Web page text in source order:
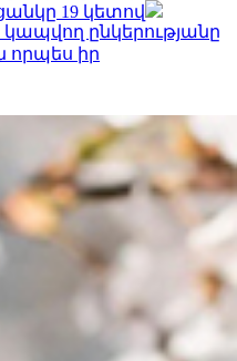
19 կետով
ընկերությանը
որպես իր